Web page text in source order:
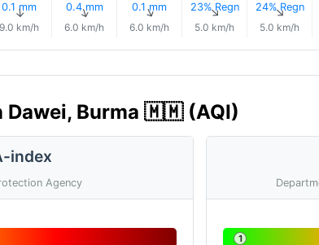
0.1 mm
↑
9.0 km/h
0.4 mm
↑
6.0 km/h
0.1 mm
↑
6.0 km/h
23% Regn
↑
5.0 km/h
24% Regn
↑
5.0 km/h
Burma 🇲🇲 (AQI)
index
Agency
1